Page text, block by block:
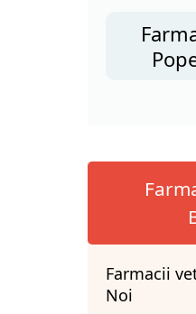
Farmacii
Noi